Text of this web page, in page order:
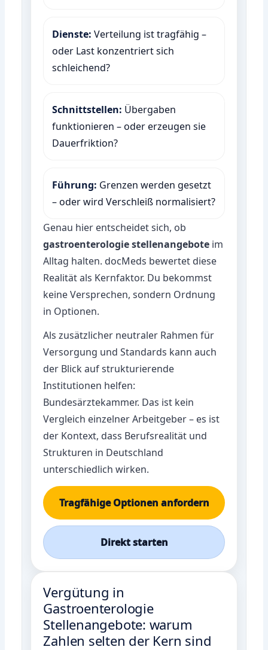
Dienste: Verteilung ist tragfähig –
oder Last konzentriert sich
schleichend?
Schnittstellen: Übergaben
funktionieren – oder erzeugen sie
Dauerfriktion?
Führung: Grenzen werden gesetzt
– oder wird Verschleiß normalisiert?
Genau hier entscheidet sich, ob
gastroenterologie stellenangebote im
Alltag halten. docMeds bewertet diese
Realität als Kernfaktor. Du bekommst
keine Versprechen, sondern Ordnung
in Optionen.
Als zusätzlicher neutraler Rahmen für
Versorgung und Standards kann auch
der Blick auf strukturierende
Institutionen helfen:
Bundesärztekammer. Das ist kein
Vergleich einzelner Arbeitgeber – es ist
der Kontext, dass Berufsrealität und
Strukturen in Deutschland
unterschiedlich wirken.
Tragfähige Optionen anfordern
Direkt starten
Vergütung in
Gastroenterologie
Stellenangebote: warum
Zahlen selten der Kern sind